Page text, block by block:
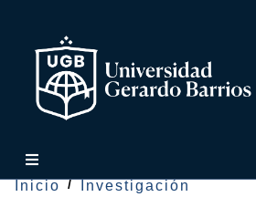
Inicio
Investigación